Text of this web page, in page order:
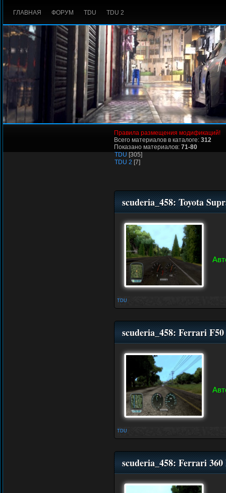
ГЛАВНАЯ ФОРУМ TDU TDU 2
Правила размещения модификаций!
Всего материалов в каталоге: 312
Показано материалов: 71-80
TDU [305]
TDU 2 [7]
scuderia_458: Toyota
TDU
scuderia_458: Ferrari
TDU
scuderia_458: Ferrari